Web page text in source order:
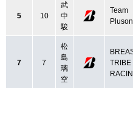
5 10
武
中
駿
Team
7 7
松
島
璃
空
TRIBE